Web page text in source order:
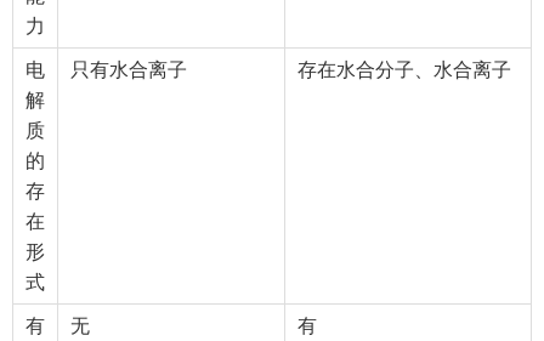
力
电
解
质
的
存
在
形
式
只有水合离子 存在水合分子、水合离子
有
无 有